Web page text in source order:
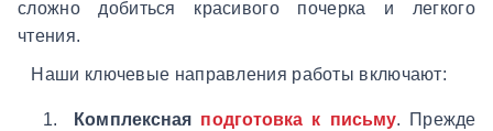
сложно добиться красивого почерка и легкого
чтения.
Наши ключевые направления работы включают:
Комплексная подготовка к письму. Прежде